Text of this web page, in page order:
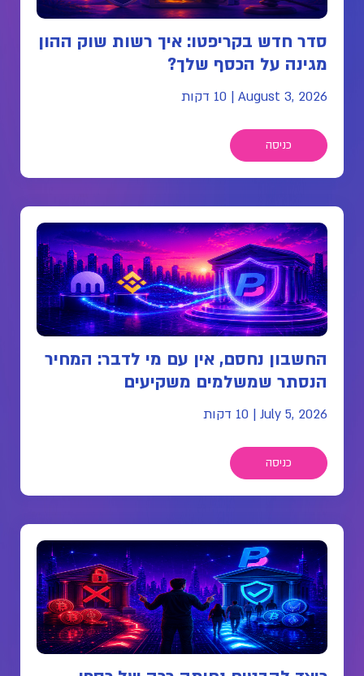
סדר חדש בקריפטו: איך רשות שוק ההון
מגינה על הכסף שלך?
August 3, 2026
| 10 דקות
כניסה
החשבון נחסם, אין עם מי לדבר: המחיר
הנסתר שמשלמים משקיעים
July 5, 2026
| 10 דקות
כניסה